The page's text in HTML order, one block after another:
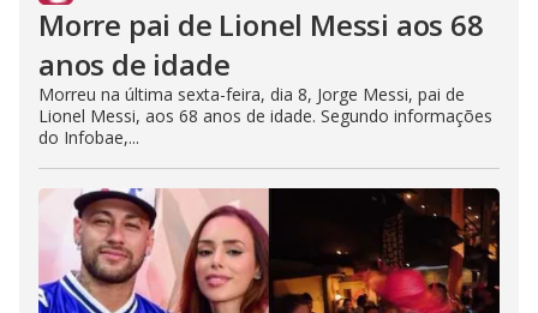
Morre pai de Lionel Messi aos 68
anos de idade
Morreu na última sexta-feira, dia 8, Jorge Messi, pai de
Lionel Messi, aos 68 anos de idade. Segundo informações
do Infobae,...